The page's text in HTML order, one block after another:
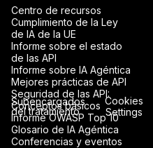
Centro de recursos
Cumplimiento de la Ley
de IA de la UE
Informe sobre el estado
de las API
Informe sobre IA Agéntica
Mejores prácticas de API
Seguridad de las API:
Conceptos básicos
Informe OWASP Top 10
Glosario de IA Agéntica
Conferencias y eventos
Subencargados
del tratamiento
Cookies
Settings